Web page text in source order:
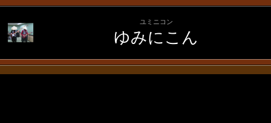
ユミニコン
ゆみにこん